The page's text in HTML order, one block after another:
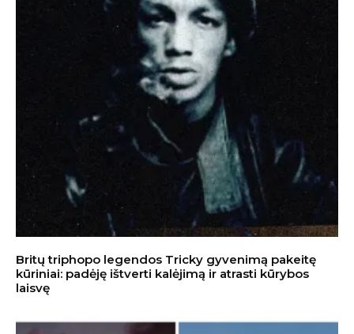
Britų triphopo legendos Tricky gyvenimą pakeitę
kūriniai: padėję ištverti kalėjimą ir atrasti kūrybos
laisvę